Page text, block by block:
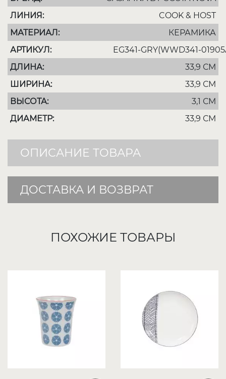
ЛИНИЯ:
COOK & HOST
МАТЕРИАЛ:
КЕРАМИКА
АРТИКУЛ:
EG341-GRY(WWD341-
ДЛИНА:
33,9 СМ
ШИРИНА:
33,9 СМ
ВЫСОТА:
3,1 СМ
ДИАМЕТР:
33,9 СМ
ОПИСАНИЕ ТОВАРА
ДОСТАВКА И ВОЗВРАТ
ПОХОЖИЕ ТОВАРЫ